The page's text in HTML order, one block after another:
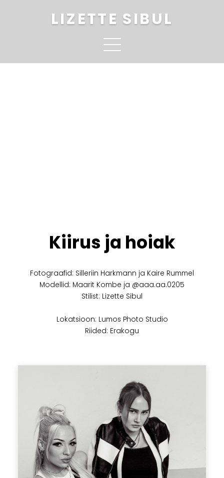
LIZETTE SIBUL
Kiirus ja hoiak
Fotograafid: Silleriin Harkmann ja Kaire Rummel
Modellid: Maarit Kombe ja @aaa.aa.0205
Stilist: Lizette Sibul
Lokatsioon: Lumos Photo Studio
Riided: Erakogu